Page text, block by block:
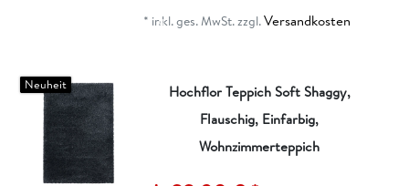
g
* inkl. ges. MwSt.zzgl.Versandkosten
Neuheit
Hochflor Teppich Soft Shaggy,
Flauschig, Einfarbig,
Wohnzimmerteppich
ik